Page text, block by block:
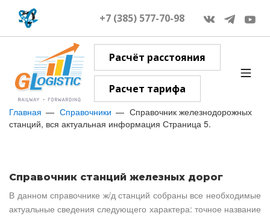
+7 (385) 577-70-98
Расчёт расстояния
Расчет тарифа
Главная Справочники
Справочник железнодорожных
станций, вся актуальная информация Страница 5.
Справочник станций железных дорог
В данном справочнике ж/д станций собраны все необходимые
актуальные сведения следующего характера: точное название